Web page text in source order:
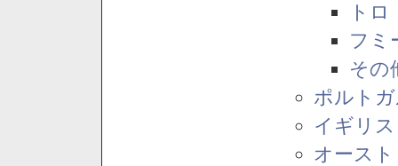
トロ
フミ
その
ポルト
イギリス
オース